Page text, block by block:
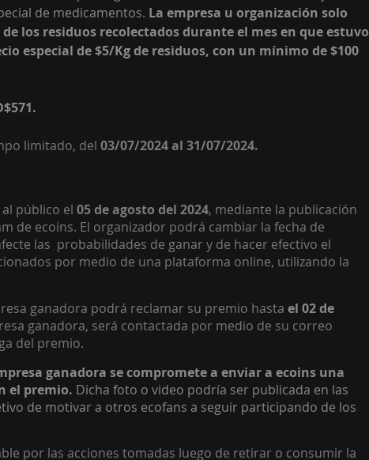
de medicamentos. La empresa u organización solo
los residuos recolectados durante el mes en que estuvo
especial de $5/Kg de residuos, con un mínimo de $100
limitado, del 03/07/2024 al 31/07/2024.
público el 05 de agosto del 2024, mediante la publicación
de ecoins. El organizador podrá cambiar la fecha de
las  probabilidades de ganar y de hacer efectivo el
por medio de una plataforma online, utilizando la
ganadora podrá reclamar su premio hasta el 02 de
ganadora, será contactada por medio de su correo
del premio.
ganadora se compromete a enviar a ecoins una
el premio. Dicha foto o video podría ser publicada en las
de motivar a otros ecofans a seguir participando de los
por las acciones tomadas luego de retirar o consumir la